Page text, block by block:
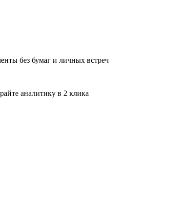
без бумаг и личных встреч
аналитику в 2 клика